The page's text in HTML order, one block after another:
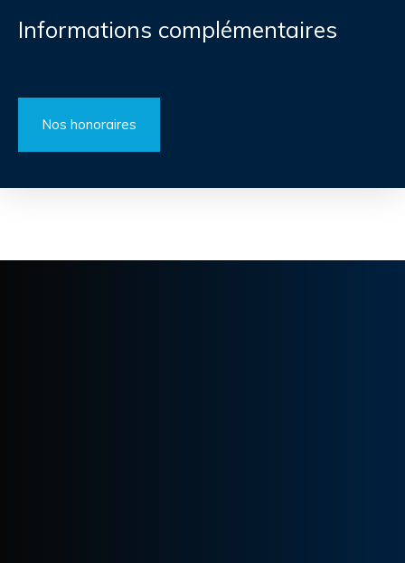
Informations complémentaires
Nos honoraires